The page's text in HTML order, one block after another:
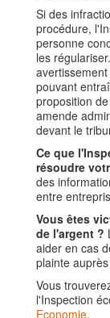
Si des
procédure,
personne
les
pouvant
proposition
amende
devant le
Ce que
résoudre
des
entre
Vous êtes
de l'argent ?
aider en cas
plainte
Vous
l'Inspection
Economie.